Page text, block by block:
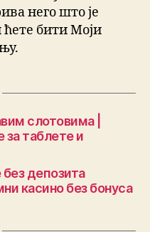
него што је
ћете бити Моји
слотовима |
за таблете и
депозита
касино без бонуса